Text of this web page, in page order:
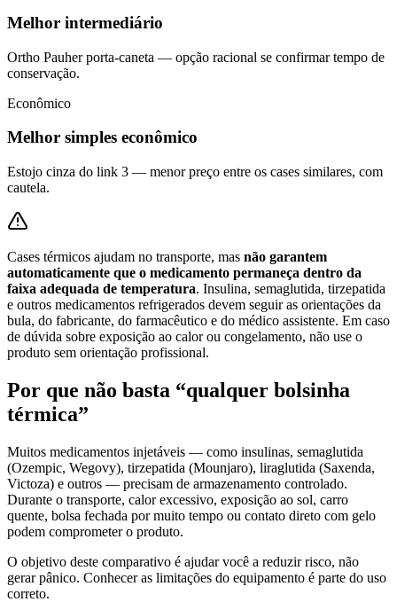
Melhor intermediário
Ortho Pauher porta-caneta — opção racional se confirmar tempo de
conservação.
Econômico
Melhor simples econômico
Estojo cinza do link 3 — menor preço entre os cases similares, com
cautela.
Cases térmicos ajudam no transporte, mas não garantem
automaticamente que o medicamento permaneça dentro da
faixa adequada de temperatura. Insulina, semaglutida, tirzepatida
e outros medicamentos refrigerados devem seguir as orientações da
bula, do fabricante, do farmacêutico e do médico assistente. Em caso
de dúvida sobre exposição ao calor ou congelamento, não use o
produto sem orientação profissional.
Por que não basta “qualquer bolsinha
térmica”
Muitos medicamentos injetáveis — como insulinas, semaglutida
(Ozempic, Wegovy), tirzepatida (Mounjaro), liraglutida (Saxenda,
Victoza) e outros — precisam de armazenamento controlado.
Durante o transporte, calor excessivo, exposição ao sol, carro
quente, bolsa fechada por muito tempo ou contato direto com gelo
podem comprometer o produto.
O objetivo deste comparativo é ajudar você a reduzir risco, não
gerar pânico. Conhecer as limitações do equipamento é parte do uso
correto.